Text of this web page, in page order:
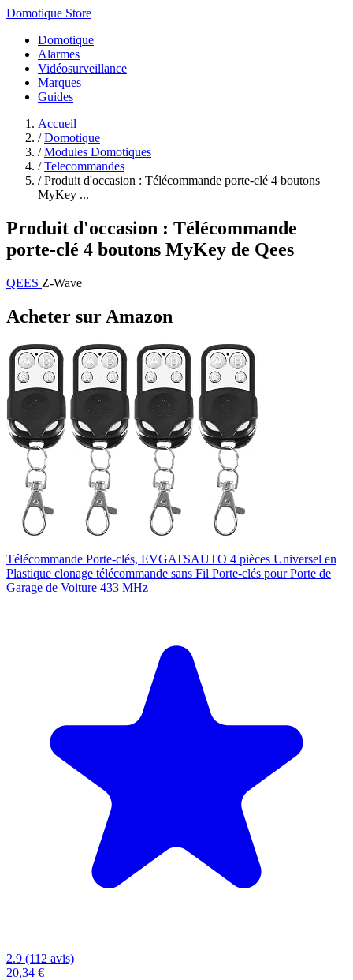
Domotique Store
Domotique
Alarmes
Vidéosurveillance
Marques
Guides
Accueil
/ Domotique
/ Modules Domotiques
/ Telecommandes
/ Produit d'occasion : Télécommande porte-clé 4 boutons
MyKey ...
Produit d'occasion : Télécommande
porte-clé 4 boutons MyKey de Qees
QEES Z-Wave
Acheter sur Amazon
Télécommande Porte-clés, EVGATSAUTO 4 pièces Universel en
Plastique clonage télécommande sans Fil Porte-clés pour Porte de
Garage de Voiture 433 MHz
2.9 (112 avis)
20,34 €